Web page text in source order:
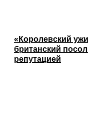
«Королевский
британский
репутацией